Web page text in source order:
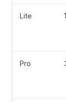
Lite
Pro